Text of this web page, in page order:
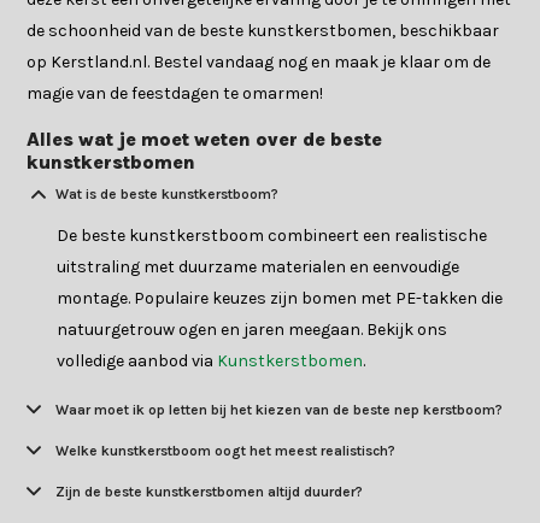
de schoonheid van de beste kunstkerstbomen, beschikbaar
op Kerstland.nl. Bestel vandaag nog en maak je klaar om de
magie van de feestdagen te omarmen!
Alles wat je moet weten over de beste
kunstkerstbomen
Wat is de beste kunstkerstboom?
De beste kunstkerstboom combineert een realistische
uitstraling met duurzame materialen en eenvoudige
montage. Populaire keuzes zijn bomen met PE-takken die
natuurgetrouw ogen en jaren meegaan. Bekijk ons
volledige aanbod via Kunstkerstbomen.
Waar moet ik op letten bij het kiezen van de beste nep kerstboom?
Welke kunstkerstboom oogt het meest realistisch?
Zijn de beste kunstkerstbomen altijd duurder?